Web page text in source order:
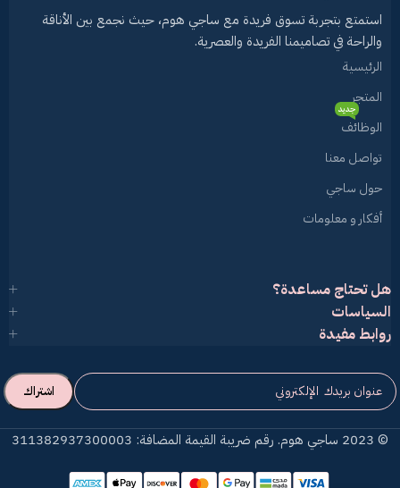
استمتع بتجربة تسوق فريدة مع ساجي هوم، حيث نجمع بين الأناقة
والراحة في تصاميمنا الفريدة والعصرية.
الرئيسية
المتجر
الوظائف
جديد
تواصل معنا
حول ساجي
أفكار و معلومات
هل تحتاج مساعدة؟
السياسات
روابط مفيدة
© 2023 ساجي هوم. رقم ضريبة القيمة المضافة: 311382937300003